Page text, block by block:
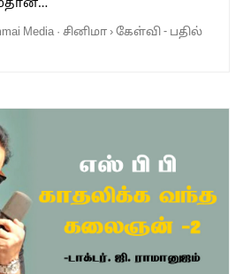
Media · சினிமா›கேள்வி - பதில்